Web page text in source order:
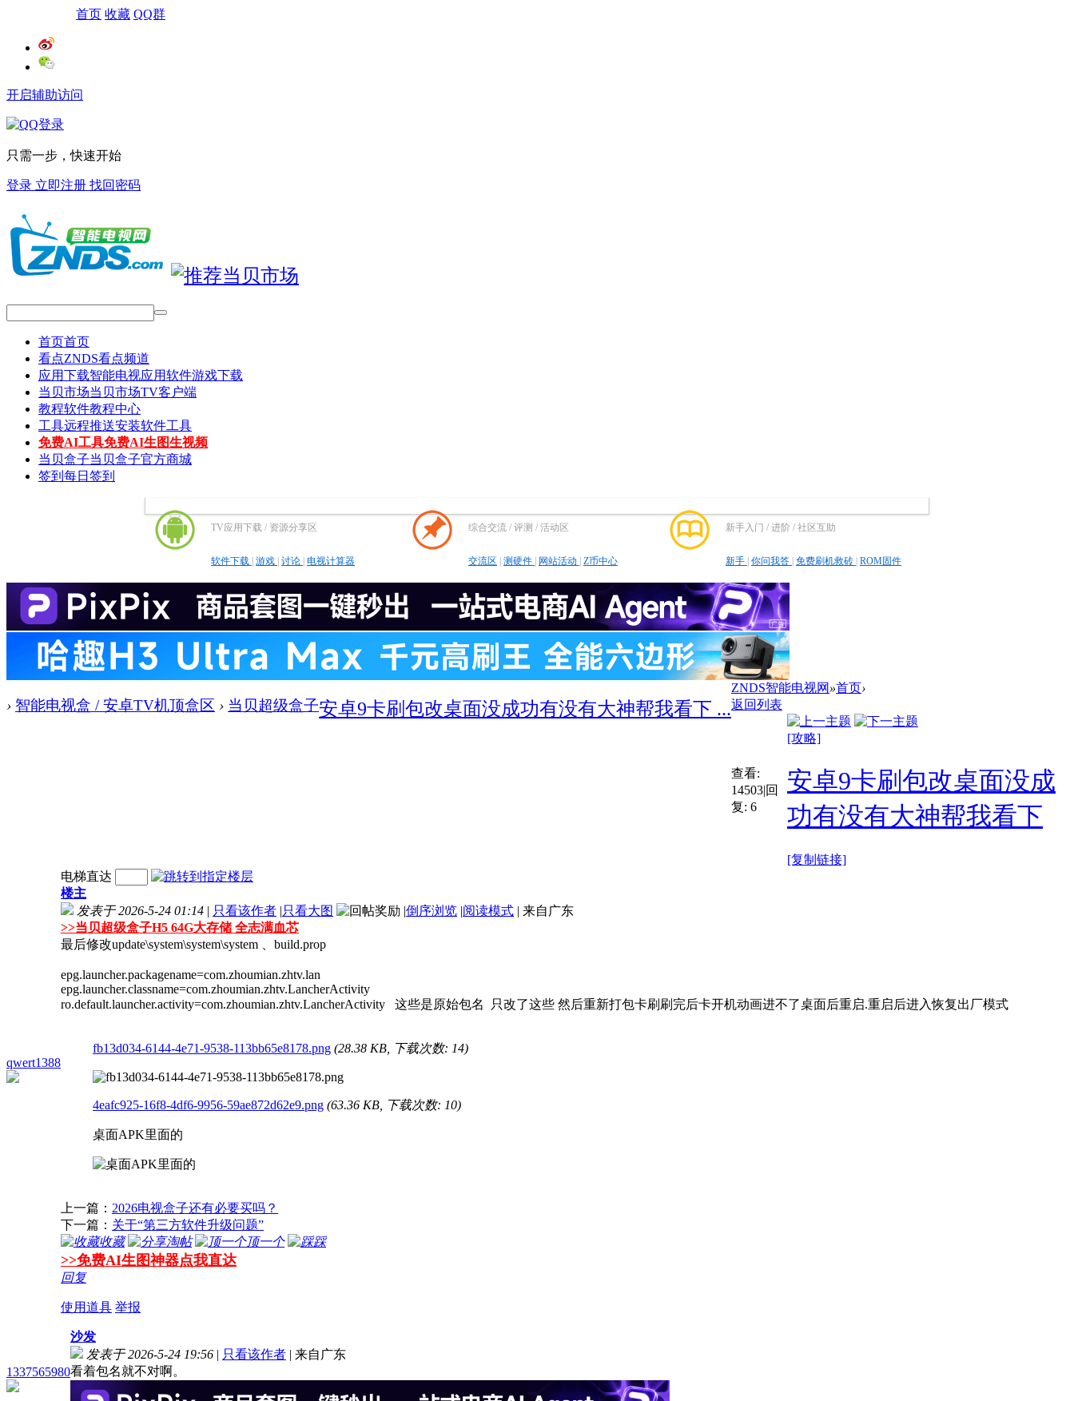
首页 收藏 QQ群
开启辅助访问
只需一步，快速开始
登录 立即注册 找回密码
首页首页
看点ZNDS看点频道
应用下载智能电视应用软件游戏下载
当贝市场当贝市场TV客户端
教程软件教程中心
工具远程推送安装软件工具
免费AI工具免费AI生图生视频
当贝盒子当贝盒子官方商城
签到 每日签到
TV应用下载 / 资源分享区
软件下载 | 游戏 | 讨论 | 电视计算器
综合交流 / 评测 / 活动区
交流区 | 测硬件 | 网站活动 | Z币中心
新手入门 / 进阶 / 社区互助
新手 | 你问我答 | 免费刷机救砖 | ROM固件
ZNDS智能电视网 »首页
› 智能电视盒 / 安卓TV机顶盒区 › 当贝超级盒子
›
安卓9卡刷包改桌面没成功有没有大神帮我看下 ...返回列表
查看:
14503|回
复: 6
[攻略]
安卓9卡刷包改桌面没成
功有没有大神帮我看下
[复制链接]
qwert1388
电梯直达
楼主
发表于 2026-5-24 01:14 | 只看该作者 |只看大图 |倒序浏览 |阅读模式 | 来自广东
>>当贝超级盒子H5 64G大存储 全志满血芯
最后修改update\system\system\system 、build.prop
epg.launcher.packagename=com.zhoumian.zhtv.lan
epg.launcher.classname=com.zhoumian.zhtv.LancherActivity
ro.default.launcher.activity=com.zhoumian.zhtv.LancherActivity 这些是原始包名 只改了这些 然后重新打包卡刷刷完后卡开机动画进不了桌面后重启.重启后进入恢复出厂模式
fb13d034-6144-4e71-9538-113bb65e8178.png (28.38 KB, 下载次数: 14)
4eafc925-16f8-4df6-9956-59ae872d62e9.png (63.36 KB, 下载次数: 10)
桌面APK里面的
上一篇： 2026电视盒子还有必要买吗？
下一篇： 关于“第三方软件升级问题”
收藏
淘帖 顶一个 踩
>>免费AI生图神器点我直达
回复
使用道具 举报
1337565980
沙发
发表于 2026-5-24 19:56 | 只看该作者 | 来自广东
看着包名就不对啊。